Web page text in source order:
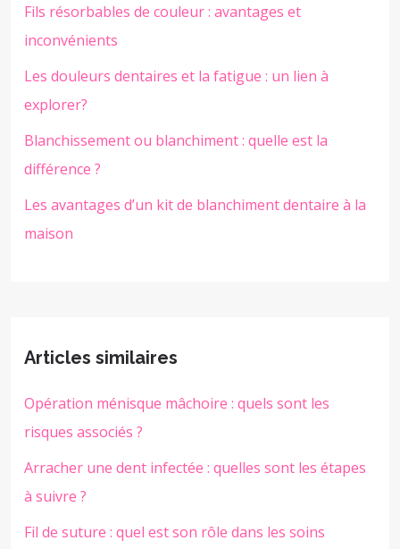
Fils résorbables de couleur : avantages et
inconvénients
Les douleurs dentaires et la fatigue : un lien à
explorer?
Blanchissement ou blanchiment : quelle est la
différence ?
Les avantages d’un kit de blanchiment dentaire à la
maison
Articles similaires
Opération ménisque mâchoire : quels sont les
risques associés ?
Arracher une dent infectée : quelles sont les étapes
à suivre ?
Fil de suture : quel est son rôle dans les soins